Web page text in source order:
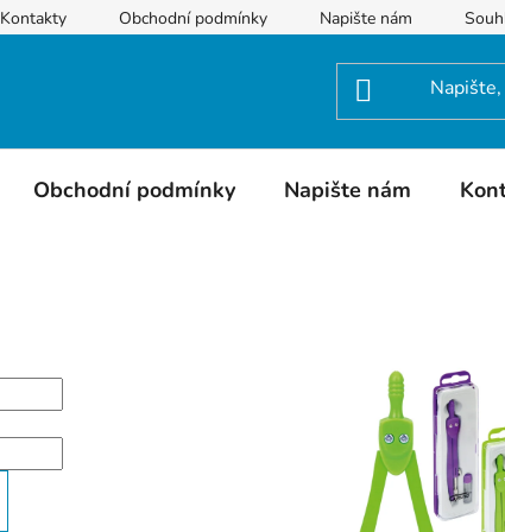
Kontakty Obchodní podmínky Napište nám
Obchodní podmínky Napište nám